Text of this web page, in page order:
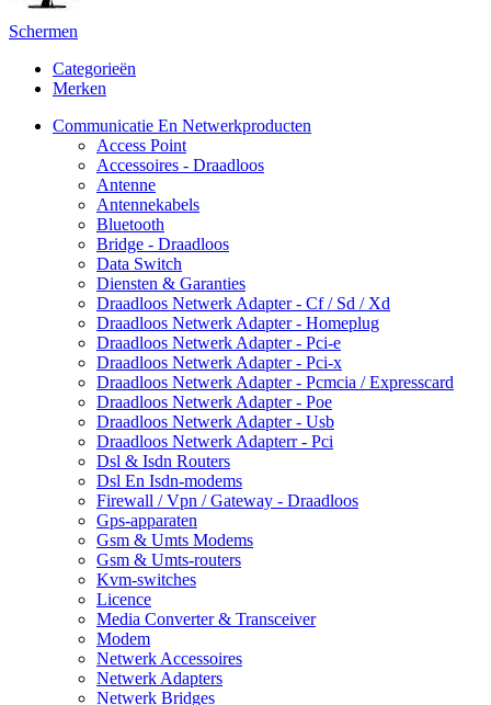
Schermen
Categorieën
Merken
Communicatie En Netwerkproducten
Access Point
Accessoires - Draadloos
Antenne
Antennekabels
Bluetooth
Bridge - Draadloos
Data Switch
Diensten & Garanties
Draadloos Netwerk Adapter - Cf / Sd / Xd
Draadloos Netwerk Adapter - Homeplug
Draadloos Netwerk Adapter - Pci-e
Draadloos Netwerk Adapter - Pci-x
Draadloos Netwerk Adapter - Pcmcia / Expresscard
Draadloos Netwerk Adapter - Poe
Draadloos Netwerk Adapter - Usb
Draadloos Netwerk Adapterr - Pci
Dsl & Isdn Routers
Dsl En Isdn-modems
Firewall / Vpn / Gateway - Draadloos
Gps-apparaten
Gsm & Umts Modems
Gsm & Umts-routers
Kvm-switches
Licence
Media Converter & Transceiver
Modem
Netwerk Accessoires
Netwerk Adapters
Netwerk Bridges